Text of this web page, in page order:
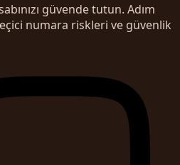
güvende tutun. Adım
numara riskleri ve güvenlik